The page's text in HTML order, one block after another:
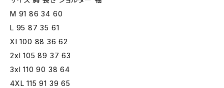
M 91 86 34 60
L 95 87 35 61
Xl 100 88 36 62
2xl 105 89 37 63
3xl 110 90 38 64
4XL 115 91 39 65